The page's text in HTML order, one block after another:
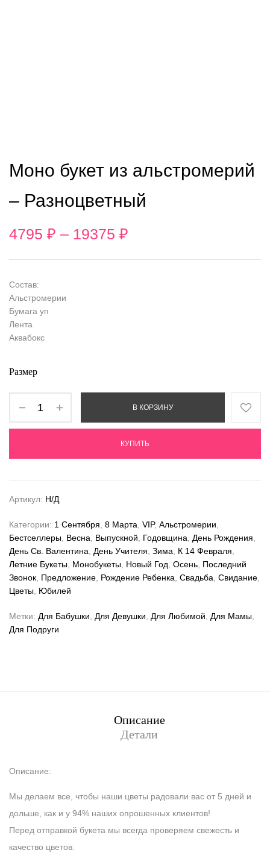
Моно букет из альстромерий
– Разноцветный
4795 ₽ – 19375 ₽
Состав:
Альстромерии
Бумага уп
Лента
Аквабокс
Размер
В КОРЗИНУ
КУПИТЬ
Артикул: Н/Д
Категории: 1 Сентября 8 Марта VIP, Альстромерии
Бестселлеры Весна Выпускной Годовщина День Рождения
День Св. Валентина
День Учителя Зима К 14 Февраля
Летние Букеты Монобукеты Новый Год Осень Последний
Звонок Предложение Рождение Ребенка Свадьба Свидание
Цветы Юбилей
Метки: Для Бабушки Для Девушки Для Любимой Для Мамы
Для Подруги
Описание
Детали
Описание:
Мы делаем все, чтобы наши цветы радовали вас от 5 дней и
дольше, как и у 94% наших опрошенных клиентов!
Перед отправкой букета мы всегда проверяем свежесть и
качество цветов.